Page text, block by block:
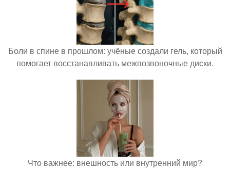
Боли в спине в прошлом: учёные создали гель, который
помогает восстанавливать межпозвоночные диски.
Что важнее: внешность или внутренний мир?